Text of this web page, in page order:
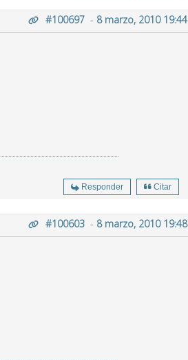
#100697 - 8 marzo, 2010 19:44
Responder Citar
#100603 - 8 marzo, 2010 19:48